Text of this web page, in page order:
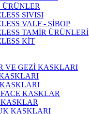
ÜRÜNLER
SIVISI
VALF - SİBOP
TAMİR ÜRÜNLERİ
KİT
VE GEZİ KASKLARI
KASKLAR
KASKLARI